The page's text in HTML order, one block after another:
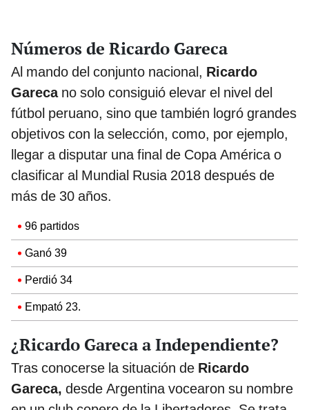
Números de Ricardo Gareca
Al mando del conjunto nacional, Ricardo
Garecano solo consiguió elevar el nivel del
fútbol peruano, sino que también logró grandes
objetivos con la selección, como, por ejemplo,
llegar a disputar una final de Copa América o
clasificar al Mundial Rusia 2018 después de
más de 30 años.
96 partidos
Ganó 39
Perdió 34
Empató 23.
¿Ricardo Gareca a Independiente?
Tras conocerse la situación de Ricardo
Gareca, desde Argentina vocearon su nombre